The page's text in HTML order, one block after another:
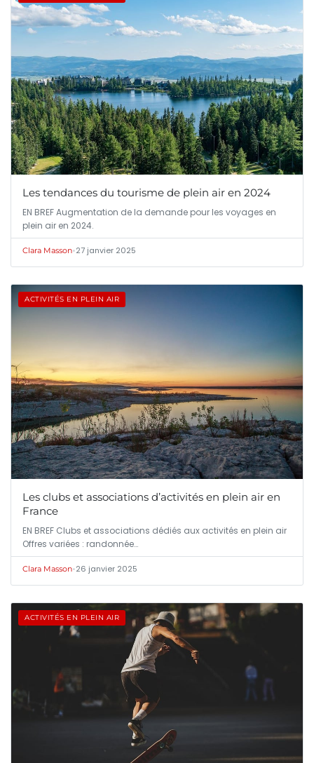
Les tendances du tourisme de plein air en 2024
EN BREF Augmentation de la demande pour les voyages en
plein air en 2024.
Clara Masson•27 janvier 2025
ACTIVITÉS EN PLEIN AIR
Les clubs et associations d’activités en plein air en
France
EN BREF Clubs et associations dédiés aux activités en plein air
Offres variées : randonnée…
Clara Masson•26 janvier 2025
ACTIVITÉS EN PLEIN AIR